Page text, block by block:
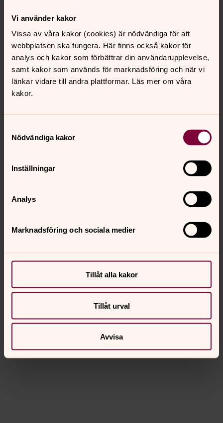
Vi använder kakor
Vissa av våra kakor (cookies) är nödvändiga för att
webbplatsen ska fungera. Här finns också kakor för
analys och kakor som förbättrar din användarupplevelse,
samt kakor som används för marknadsföring och när vi
länkar vidare till andra plattformar. Läs mer om våra
kakor.
Nödvändiga kakor
Inställningar
Analys
Marknadsföring och sociala medier
Tillåt alla kakor
Tillåt urval
Avvisa